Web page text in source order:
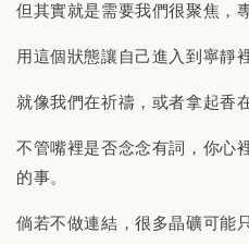
但其實就是需要我們很聚焦，
用這個狀態讓自己進入到寧靜
就像我們在祈禱，或者拿起香
不管嘴裡是否念念有詞，你心
的事。
倘若不做連結，很多晶礦可能